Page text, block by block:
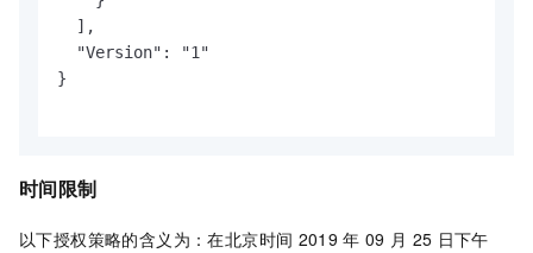
  ],
  "Version": "1"
}
时间限制
以下授权策略的含义为：在北京时间 2019 年 09 月 25 日下午